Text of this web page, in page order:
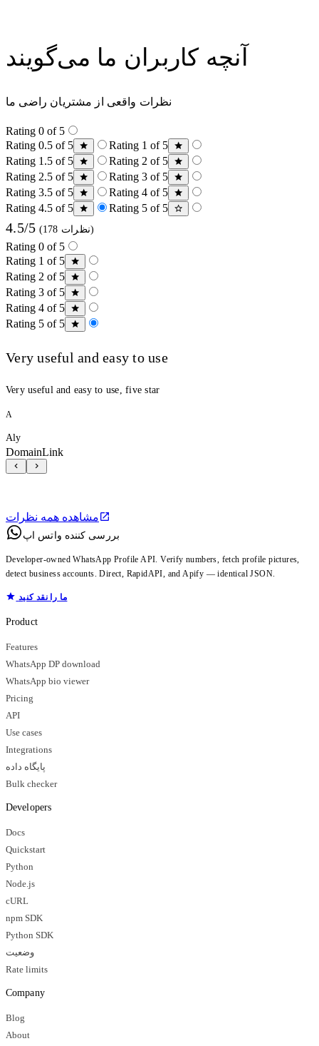
آنچه کاربران ما می‌گویند
نظرات واقعی از مشتریان راضی ما
Rating 0 of 5
Rating 0.5 of 5
Rating 1 of 5
Rating 1.5 of 5
Rating 2 of 5
Rating 2.5 of 5
Rating 3 of 5
Rating 3.5 of 5
Rating 4 of 5
Rating 4.5 of 5
Rating 5 of 5
4.5/5 (178 نظرات)
Rating 0 of 5
Rating 1 of 5
Rating 2 of 5
Rating 3 of 5
Rating 4 of 5
Rating 5 of 5
Very useful and easy to use
Very useful and easy to use, five star
A
Aly
DomainLink
مشاهده همه نظرات
بررسی کننده واتس اپ
Developer-owned WhatsApp Profile API. Verify numbers, fetch profile pictures,
detect business accounts. Direct, RapidAPI, and Apify — identical JSON.
ما را نقد کنید
Product
Features
WhatsApp DP download
WhatsApp bio viewer
Pricing
API
Use cases
Integrations
پایگاه داده
Bulk checker
Developers
Docs
Quickstart
Python
Node.js
cURL
npm SDK
Python SDK
وضعیت
Rate limits
Company
Blog
About